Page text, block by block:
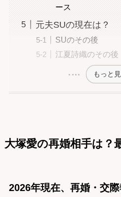
ース
元夫SUの現在は？
SUのその後
江夏詩織のその後
もっと
大塚愛の再婚相手は？
2026年現在、再婚・交